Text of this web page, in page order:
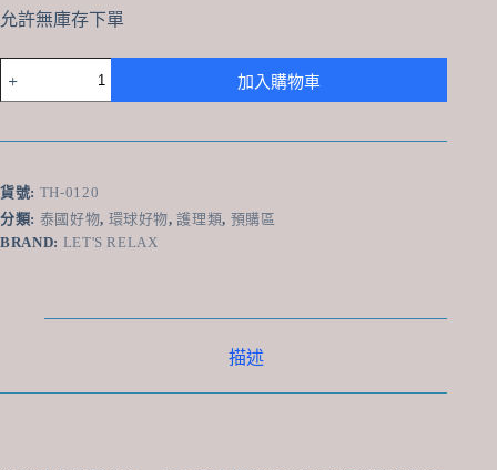
允許無庫存下單
頭
噴
霧
加入購物車
貨號: TH-0120
分類: 泰國好物, 環球好物,護理類, 預購區
BRAND: LET'S RELAX
描述